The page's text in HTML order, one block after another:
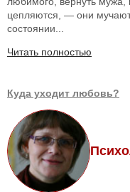
цепляются, — они
состоянии...
Читать полностью
Куда уходит любовь?